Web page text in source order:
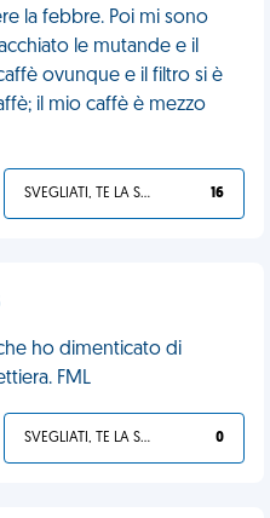
la febbre. Poi mi sono
le mutande e il
ovunque e il filtro si è
il mio caffè è mezzo
SVEGLIATI, TE LA SEI CERCATA! 16
ho dimenticato di
FML
SVEGLIATI, TE LA SEI CERCATA! 0